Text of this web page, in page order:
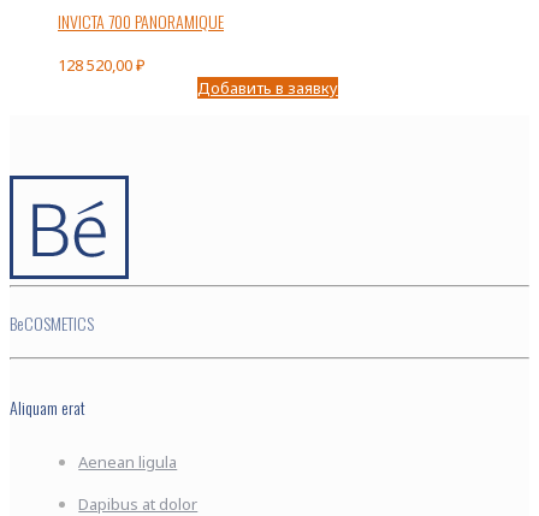
INVICTA 700 PANORAMIQUE
128 520,00₽
Добавить в заявку
BeCOSMETICS
Aliquam erat
Aenean ligula
Dapibus at dolor